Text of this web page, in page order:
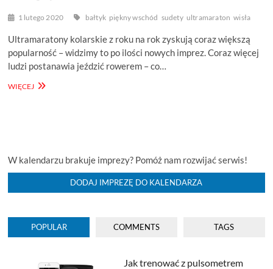
1 lutego 2020 bałtyk piękny wschód sudety ultramaraton wisła
Ultramaratony kolarskie z roku na rok zyskują coraz większą
popularność – widzimy to po ilości nowych imprez. Coraz więcej
ludzi postanawia jeździć rowerem – co…
WIĘCEJPRZEGLĄD
W kalendarzu brakuje imprezy? Pomóż nam rozwijać serwis!
DODAJ IMPREZĘ DO KALENDARZA
POPULAR COMMENTS TAGS
Jak trenować z pulsometrem